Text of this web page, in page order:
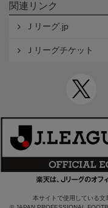
関連リンク
Ｊリーグ.jp
Ｊリーグチケット
本サイトで使用している文